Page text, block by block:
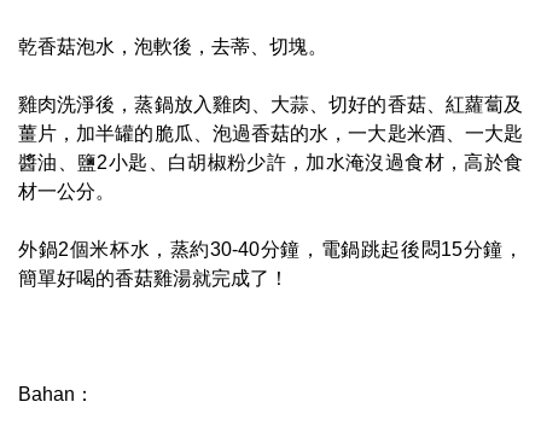
乾香菇泡水，泡軟後，去蒂、切塊。
雞肉洗淨後，蒸鍋放入雞肉、大蒜、切好的香菇、紅蘿蔔及
薑片，加半罐的脆瓜、泡過香菇的水，一大匙米酒、一大匙
醬油、鹽2小匙、白胡椒粉少許，加水淹沒過食材，高於食
材一公分。
外鍋2個米杯水，蒸約30-40分鐘，電鍋跳起後悶15分鐘，
簡單好喝的香菇雞湯就完成了！
Bahan：